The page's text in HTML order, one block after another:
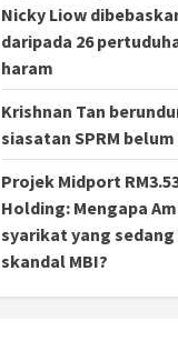
Nicky Liow
daripada 26
haram
Krishnan Tan
siasatan SPRM
Projek Midport
Holding: Mengapa
syarikat yang
skandal MBI?